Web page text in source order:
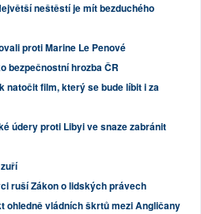
neštěstí je mít bezduchého
proti Marine Le Penové
bezpečnostní hrozba ČR
natočit film, který se bude líbit i za
údery proti Libyi ve snaze zabránit
ruší Zákon o lidských právech
ohledně vládních škrtů mezi Angličany